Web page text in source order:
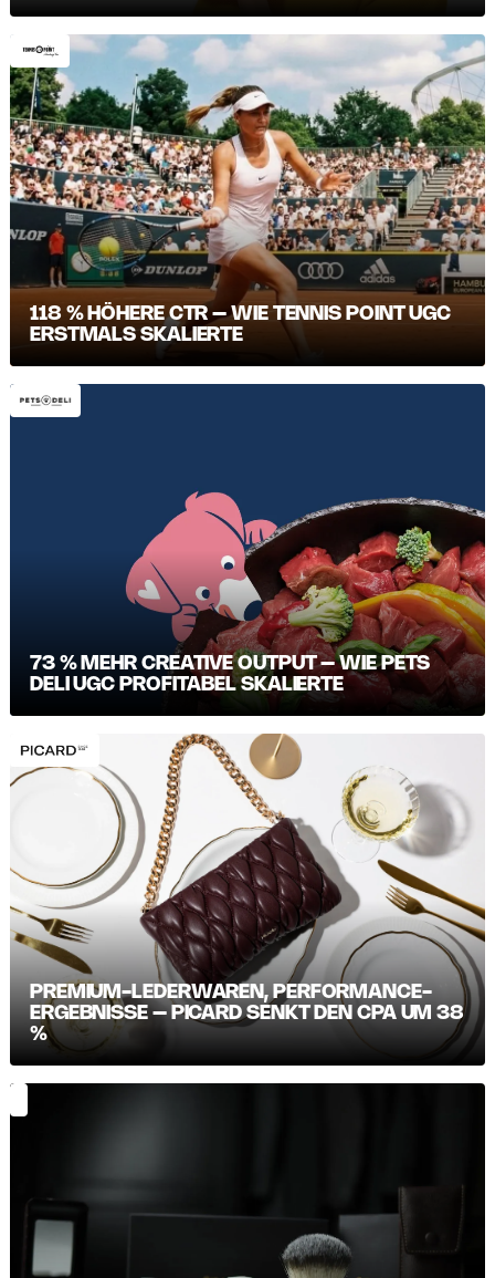
118 % HÖHERE CTR – WIE TENNIS POINT UGC
ERSTMALS SKALIERTE
73 % MEHR CREATIVE OUTPUT – WIE PETS
DELI UGC PROFITABEL SKALIERTE
PREMIUM-LEDERWAREN, PERFORMANCE-
ERGEBNISSE – PICARD SENKT DEN CPA UM 38
%